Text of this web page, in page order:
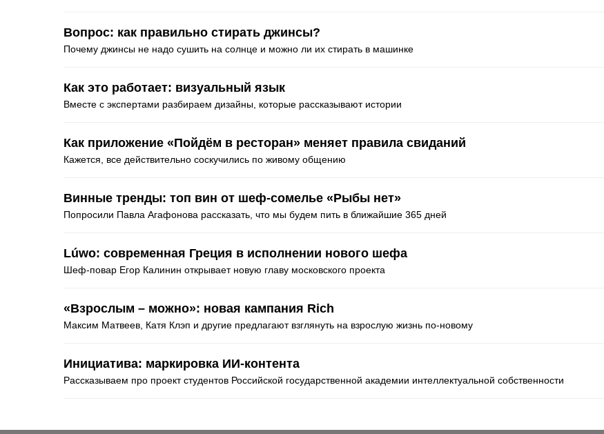
Вопрос: как правильно стирать джинсы?
Почему джинсы не надо сушить на солнце и можно ли их стирать в машинке
Как это работает: визуальный язык
Вместе с экспертами разбираем дизайны, которые рассказывают истории
Как приложение «Пойдём в ресторан» меняет правила свиданий
Кажется, все действительно соскучились по живому общению
Винные тренды: топ вин от шеф-сомелье «Рыбы нет»
Попросили Павла Агафонова рассказать, что мы будем пить в ближайшие 365 дней
Lúwo: современная Греция в исполнении нового шефа
Шеф-повар Егор Калинин открывает новую главу московского проекта
«Взрослым – можно»: новая кампания Rich
Максим Матвеев, Катя Клэп и другие предлагают взглянуть на взрослую жизнь по-новому
Инициатива: маркировка ИИ-контента
Рассказываем про проект студентов Российской государственной академии интеллектуальной собственности